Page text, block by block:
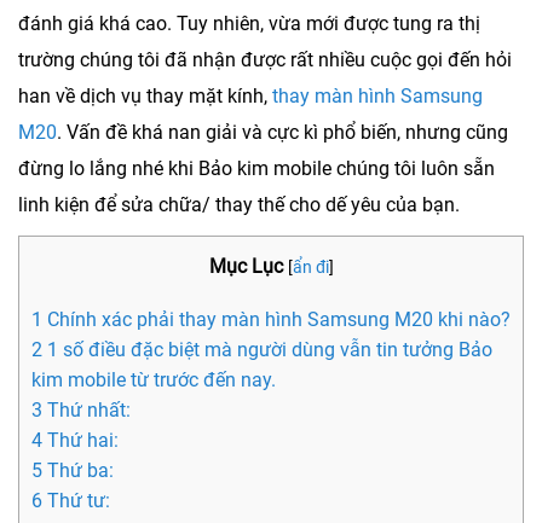
đánh giá khá cao. Tuy nhiên, vừa mới được tung ra thị
trường chúng tôi đã nhận được rất nhiều cuộc gọi đến hỏi
han về dịch vụ thay mặt kính, thay màn hình Samsung
M20. Vấn đề khá nan giải và cực kì phổ biến, nhưng cũng
đừng lo lắng nhé khi Bảo kim mobile chúng tôi luôn sẵn
linh kiện để sửa chữa/ thay thế cho dế yêu của bạn.
Mục Lục [ẩn đi]
1 Chính xác phải thay màn hình Samsung M20 khi nào?
2 1 số điều đặc biệt mà người dùng vẫn tin tưởng Bảo
kim mobile từ trước đến nay.
3 Thứ nhất:
4 Thứ hai:
5 Thứ ba:
6 Thứ tư: